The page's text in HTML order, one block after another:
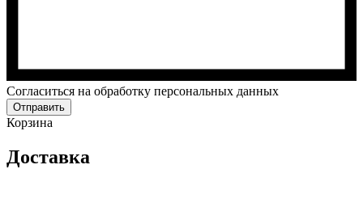
Cогласиться на обработку персональных данных
Отправить
Корзина
Доставка